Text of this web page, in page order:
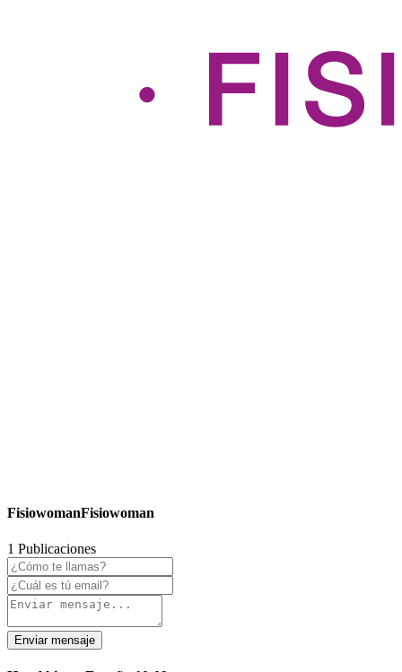
FisiowomanFisiowoman
1 Publicaciones
Enviar mensaje